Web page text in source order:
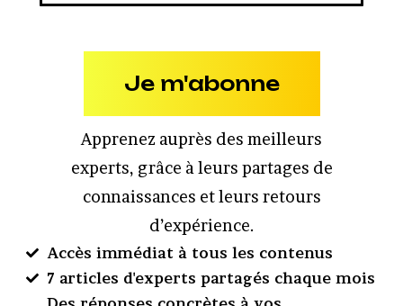
Je m'abonne
Apprenez auprès des meilleurs
experts, grâce à leurs partages de
connaissances et leurs retours
d’expérience.
Accès immédiat à tous les contenus
7 articles d'experts partagés chaque mois